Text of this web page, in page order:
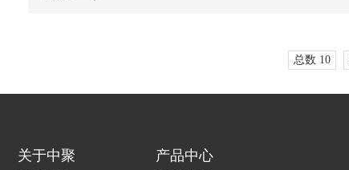
总数 10
关于中聚 产品中心